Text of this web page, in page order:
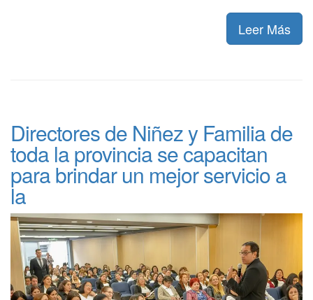
Leer Más
Directores de Niñez y Familia de
toda la provincia se capacitan
para brindar un mejor servicio a
la